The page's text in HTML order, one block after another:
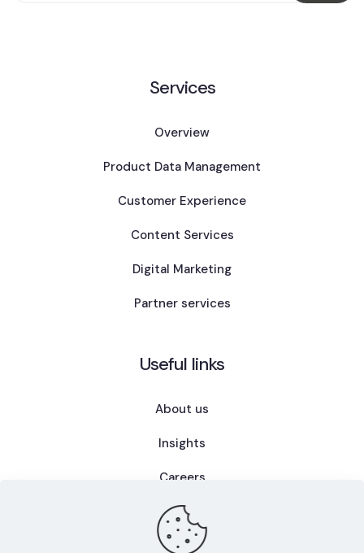
Services
Overview
Product Data Management
Customer Experience
Content Services
Digital Marketing
Partner services
Useful links
About us
Insights
Careers
FAQ